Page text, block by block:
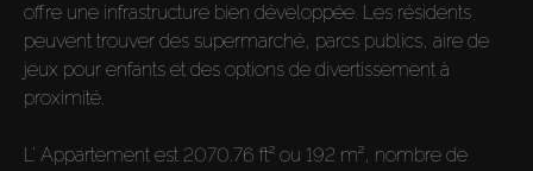
offre une infrastructure bien développée. Les résidents
peuvent trouver des supermarché, parcs publics, aire de
jeux pour enfants et des options de divertissement à
proximité.
L’ Appartement est 2070.76 ft² ou 192 m², nombre de